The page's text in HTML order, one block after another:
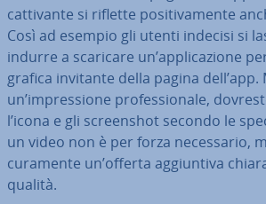
cat­ti­van­te si riflette po­si­ti­va­men­te
Così ad esempio gli utenti indecisi si
indurre a scaricare un’ap­pli­ca­zio­ne
grafica invitante della pagina
un’im­pres­sio­ne pro­fes­sio­na­le,
l’icona e gli screen­shot secondo le
un video non è per forza ne­ces­sa­rio,
cu­ra­men­te un’offerta ag­giun­ti­va
qualità.